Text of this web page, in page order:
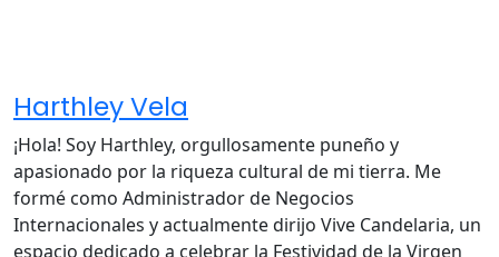
Harthley Vela
¡Hola! Soy Harthley, orgullosamente puneño y
apasionado por la riqueza cultural de mi tierra. Me
formé como Administrador de Negocios
Internacionales y actualmente dirijo Vive Candelaria, un
espacio dedicado a celebrar la Festividad de la Virgen